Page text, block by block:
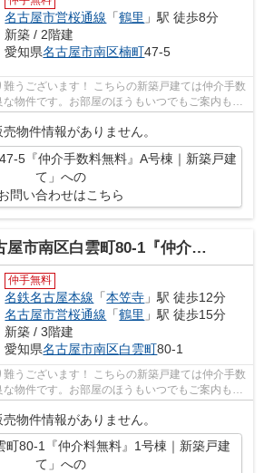
名古屋市営桜通線 「鶴里 」駅 徒歩8分
新築 / 2階建
愛知県名古屋市南区楠町47-5
うございます！ こちらの新築戸建ては仲介手数
物件です。お部屋のほうもいつでもご案内もさ
問合せ下...
物件情報がありません。
5『仲介手数料無料』A号棟｜新築戸建
て」への
問い合わせはこちら
南区白雲町80-1『仲介料無料』1号棟｜新築戸建て
仲手無料
名鉄名古屋本線 「本笠寺 」駅 徒歩12分
名古屋市営桜通線 「鶴里 」駅 徒歩15分
新築 / 3階建
愛知県名古屋市南区白雲町80-1
うございます！ こちらの新築戸建ては仲介手数
物件です。お部屋のほうもいつでもご案内もさ
問合せ下...
物件情報がありません。
町80-1『仲介料無料』1号棟｜新築戸建
て」への